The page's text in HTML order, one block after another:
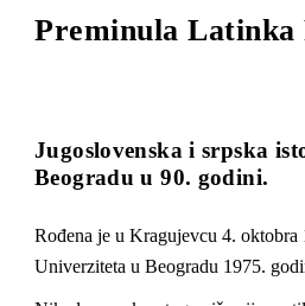
Preminula Latinka
Jugoslovenska i srpska
Beogradu u 90. godini.
Rođena je u Kragujevcu 4.
Univerziteta u Beogradu 1975.